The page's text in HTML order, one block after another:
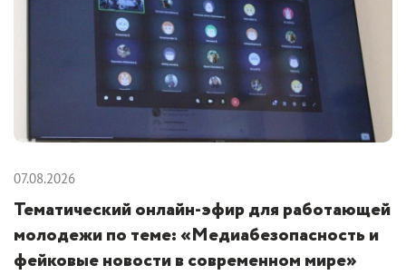
07.08.2026
Тематический онлайн-эфир для работающей
молодежи по теме: «Медиабезопасность и
фейковые новости в современном мире»